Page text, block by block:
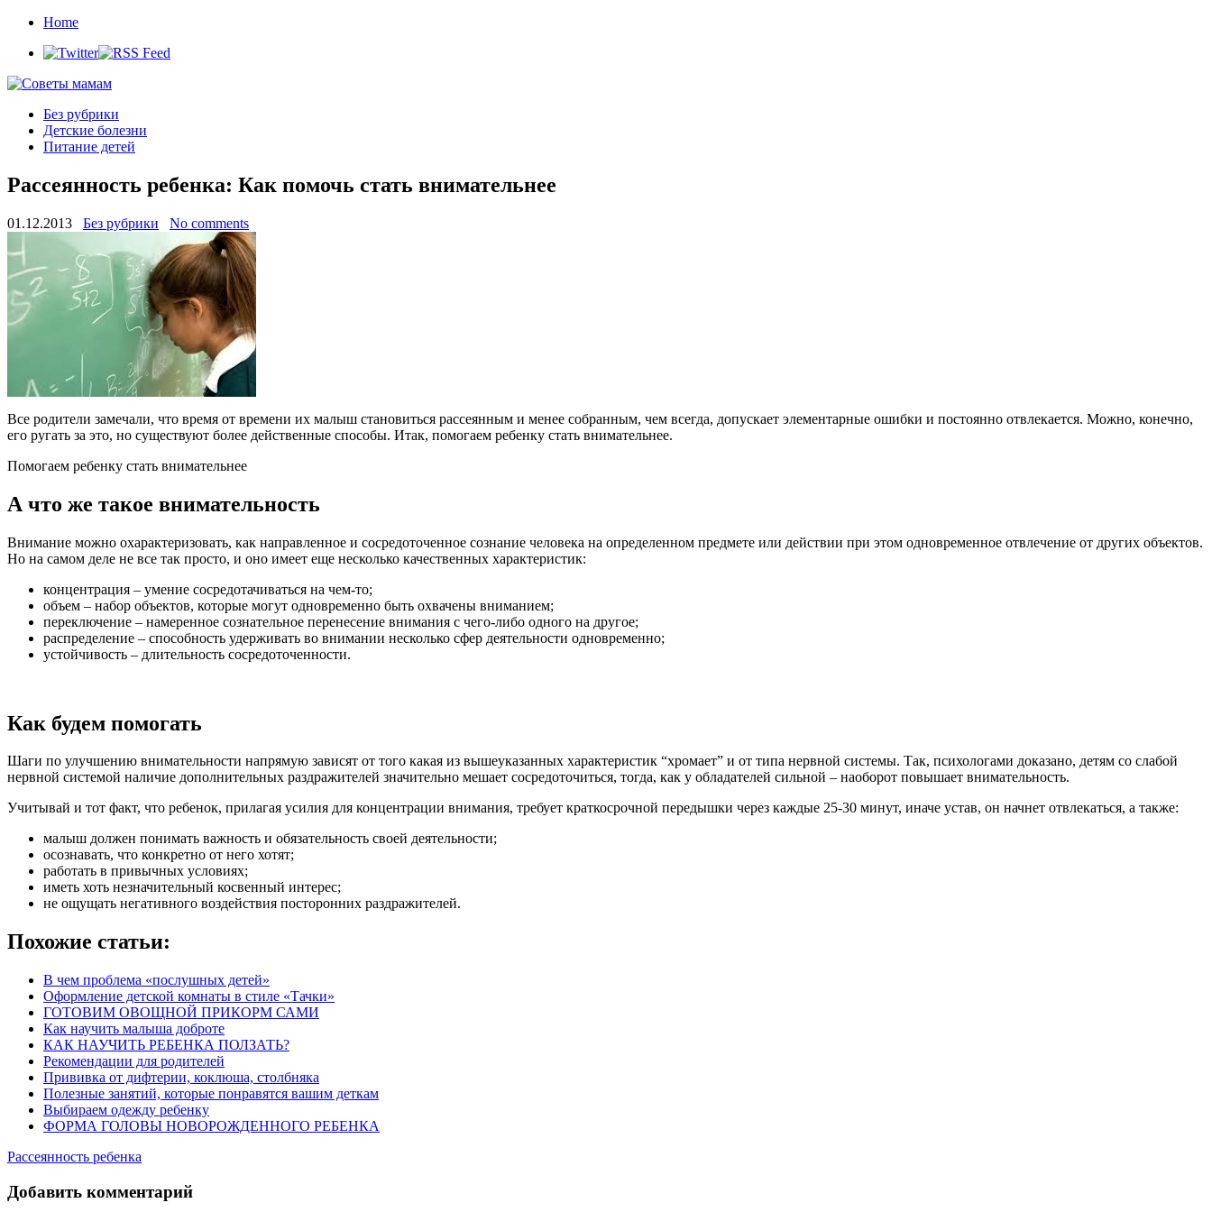
Home
Без рубрики
Детские болезни
Питание детей
Рассеянность ребенка: Как помочь стать внимательнее
01.12.2013 Без рубрики No comments
Все родители замечали, что время от времени их малыш становиться рассеянным и менее собранным, чем всегда, допускает элементарные ошибки и постоянно отвлекается. Можно, конечно,
его ругать за это, но существуют более действенные способы. Итак, помогаем ребенку стать внимательнее.
Помогаем ребенку стать внимательнее
А что же такое внимательность
Внимание можно охарактеризовать, как направленное и сосредоточенное сознание человека на определенном предмете или действии при этом одновременное отвлечение от других объектов.
Но на самом деле не все так просто, и оно имеет еще несколько качественных характеристик:
концентрация – умение сосредотачиваться на чем-то;
объем – набор объектов, которые могут одновременно быть охвачены вниманием;
переключение – намеренное сознательное перенесение внимания с чего-либо одного на другое;
распределение – способность удерживать во внимании несколько сфер деятельности одновременно;
устойчивость – длительность сосредоточенности.
Как будем помогать
Шаги по улучшению внимательности напрямую зависят от того какая из вышеуказанных характеристик “хромает” и от типа нервной системы. Так, психологами доказано, детям со слабой
нервной системой наличие дополнительных раздражителей значительно мешает сосредоточиться, тогда, как у обладателей сильной – наоборот повышает внимательность.
Учитывай и тот факт, что ребенок, прилагая усилия для концентрации внимания, требует краткосрочной передышки через каждые 25-30 минут, иначе устав, он начнет отвлекаться, а также:
малыш должен понимать важность и обязательность своей деятельности;
осознавать, что конкретно от него хотят;
работать в привычных условиях;
иметь хоть незначительный косвенный интерес;
не ощущать негативного воздействия посторонних раздражителей.
Похожие статьи:
В чем проблема «послушных детей»
Оформление детской комнаты в стиле «Тачки»
ГОТОВИМ ОВОЩНОЙ ПРИКОРМ САМИ
Как научить малыша доброте
КАК НАУЧИТЬ РЕБЕНКА ПОЛЗАТЬ?
Рекомендации для родителей
Прививка от дифтерии, коклюша, столбняка
Полезные занятий, которые понравятся вашим деткам
Выбираем одежду ребенку
ФОРМА ГОЛОВЫ НОВОРОЖДЕННОГО РЕБЕНКА
Рассеянность ребенка
Добавить комментарий